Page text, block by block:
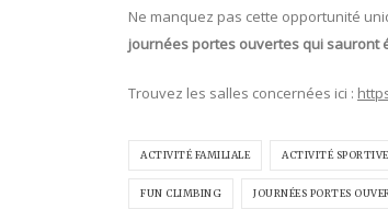
Ne manquez pas cette opportunité
journées portes ouvertes qui sauront
Trouvez les salles concernées ici :
ACTIVITÉ FAMILIALE ACTIVITÉ
FUN CLIMBING JOURNÉES PORTES